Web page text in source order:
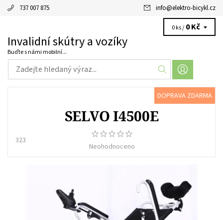
737 007 875 info@elektro-bicykl.cz
Invalidní skútry a vozíky
Buďte s námi mobilní...
0 ks / 0 Kč
DOPRAVA ZDARMA
SELVO I4500E
323
Neohodnoceno